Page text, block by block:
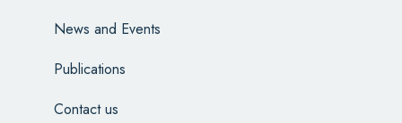
News and Events
Publications
Contact us